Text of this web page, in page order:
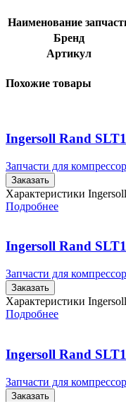
Наименование
Бренд
Артикул
Похожие товары
Ingersoll Rand
Запчасти для
Заказать
Характеристики
Подробнее
Ingersoll Rand
Запчасти для
Заказать
Характеристики
Подробнее
Ingersoll Rand
Запчасти для
Заказать